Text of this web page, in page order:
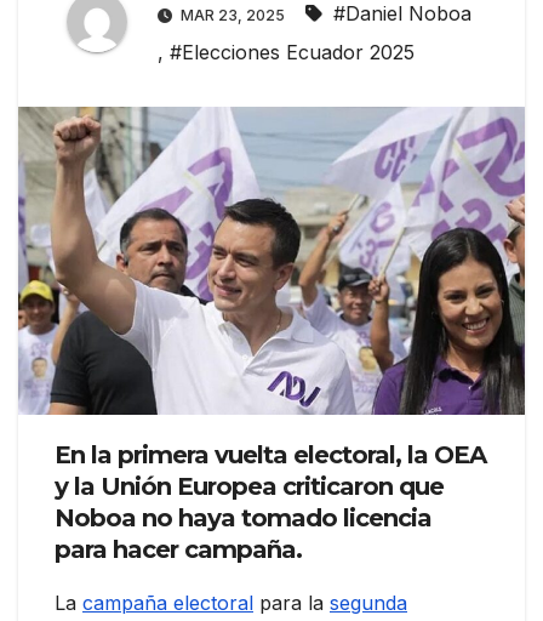
MAR 23, 2025
#Daniel Noboa
, #Elecciones Ecuador 2025
En la primera vuelta electoral, la OEA
y la Unión Europea criticaron que
Noboa no haya tomado licencia
para hacer campaña.
La campaña electoral para la segunda